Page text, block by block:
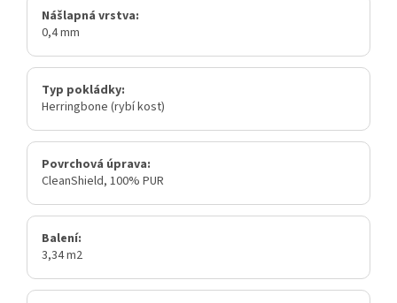
Nášlapná vrstva:
0,4 mm
Typ pokládky:
Herringbone (rybí kost)
Povrchová úprava:
CleanShield, 100% PUR
Balení:
3,34 m2